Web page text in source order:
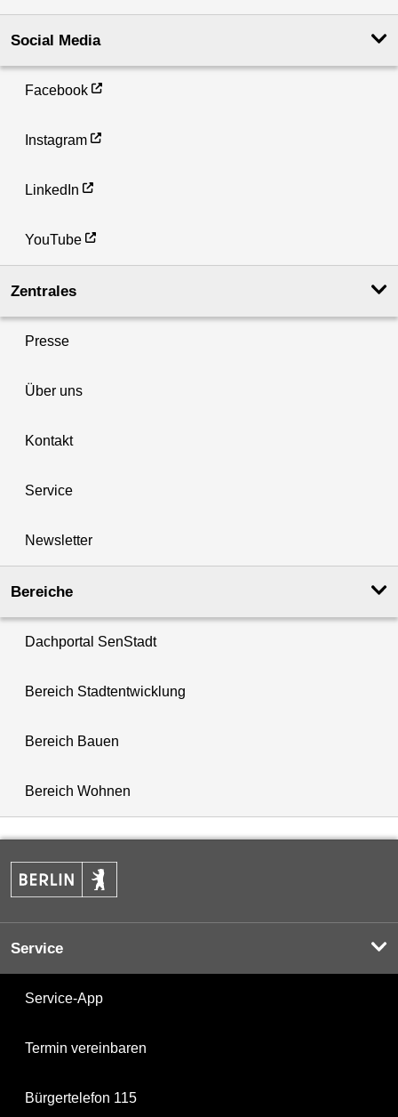
Social Media
Facebook
Instagram
LinkedIn
YouTube
Zentrales
Presse
Über uns
Kontakt
Service
Newsletter
Bereiche
Dachportal SenStadt
Bereich Stadtentwicklung
Bereich Bauen
Bereich Wohnen
Service
Service-App
Termin vereinbaren
Bürgertelefon 115